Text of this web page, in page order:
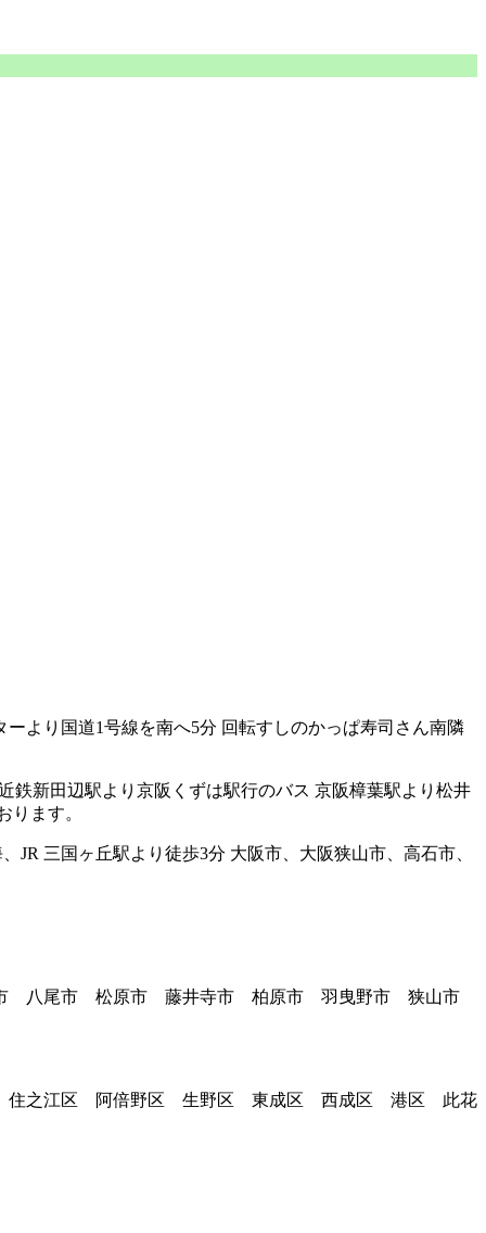
より国道1号線を南へ5分 回転すしのかっぱ寿司さん南隣
新田辺駅より京阪くずは駅行のバス 京阪樟葉駅より松井
ります。
三国ヶ丘駅より徒歩3分 大阪市、大阪狭山市、高石市、
八尾市 松原市 藤井寺市 柏原市 羽曳野市 狭山市
之江区 阿倍野区 生野区 東成区 西成区 港区 此花